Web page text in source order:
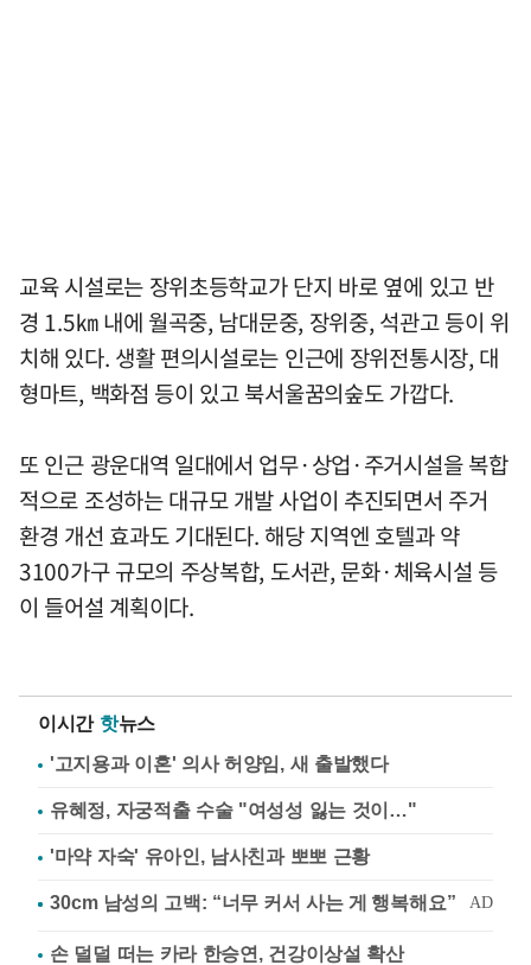
교육 시설로는 장위초등학교가 단지 바로 옆에 있고 반
경 1.5㎞ 내에 월곡중, 남대문중, 장위중, 석관고 등이 위
치해 있다. 생활 편의시설로는 인근에 장위전통시장, 대
형마트, 백화점 등이 있고 북서울꿈의숲도 가깝다.
또 인근 광운대역 일대에서 업무·상업·주거시설을 복합
적으로 조성하는 대규모 개발 사업이 추진되면서 주거
환경 개선 효과도 기대된다. 해당 지역엔 호텔과 약
3100가구 규모의 주상복합, 도서관, 문화·체육시설 등
이 들어설 계획이다.
이시간 핫뉴스
'고지용과 이혼' 의사 허양임, 새 출발했다
유혜정, 자궁적출 수술 "여성성 잃는 것이…"
'마약 자숙' 유아인, 남사친과 뽀뽀 근황
손 덜덜 떠는 카라 한승연, 건강이상설 확산